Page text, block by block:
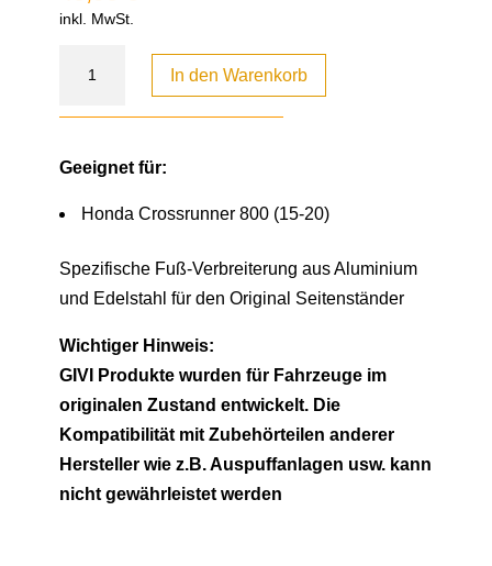
inkl. MwSt.
In den Warenkorb
Geeignet für:
Honda Crossrunner 800 (15-20)
Spezifische Fuß-Verbreiterung aus Aluminium
und Edelstahl für den Original Seitenständer
Wichtiger Hinweis:
GIVI Produkte wurden für Fahrzeuge im
originalen Zustand entwickelt. Die
Kompatibilität mit Zubehörteilen anderer
Hersteller wie z.B. Auspuffanlagen usw. kann
nicht gewährleistet werden